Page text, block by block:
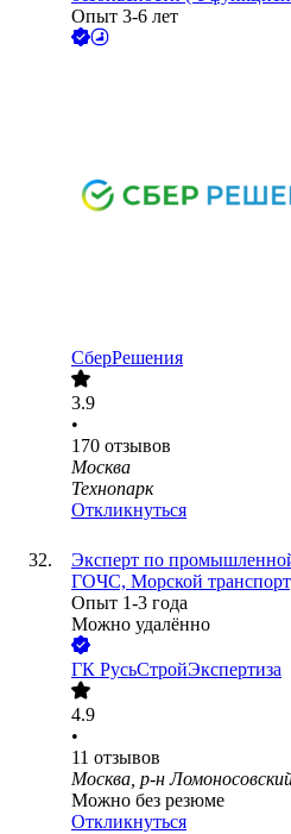
Опыт 3-6 лет
СберРешения
3.9
•
170 отзывов
Москва
Технопарк
Откликнуться
Эксперт по
ГОЧС, Морской
Опыт 1-3 года
Можно удалённо
ГК РусьСтройЭкспертиза
4.9
•
11 отзывов
Москва, р-н
Можно без резюме
Откликнуться